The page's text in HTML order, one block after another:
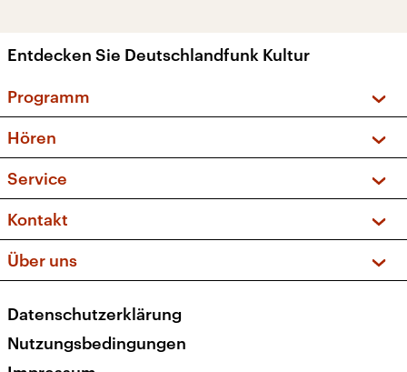
Entdecken Sie Deutschlandfunk Kultur
Programm
Sendungen und Podcasts
Musikliste
Kakadu – Das Kinderprogramm
Hören
Frequenzen (UKW + DAB+)
Service
FAQ
Apps
Newsletter
Kontakt
Social Media
Über uns
Presse
Karriere
Datenschutzerklärung
Nutzungsbedingungen